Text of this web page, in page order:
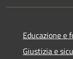
Educazione e
Giustizia e